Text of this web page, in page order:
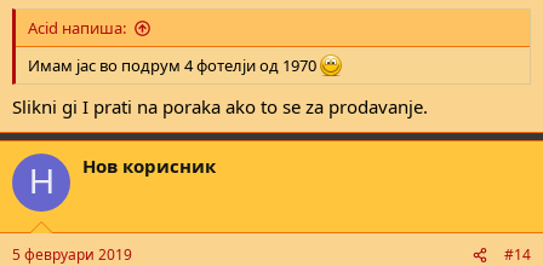
Acid напиша:
Имам јас во подрум 4 фотелји од 1970
Slikni gi I prati na poraka ako to se za prodavanje.
Н Нов корисник
5 февруари 2019 #14